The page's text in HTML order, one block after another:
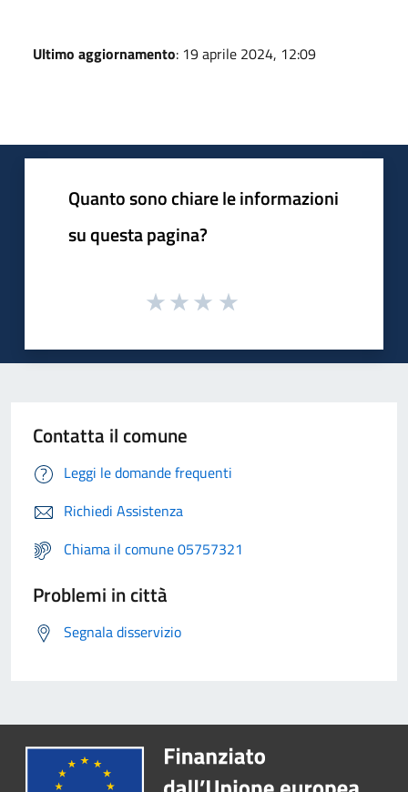
Ultimo aggiornamento: 19 aprile 2024, 12:09
Quanto sono chiare le informazioni
su questa pagina?
Contatta il comune
Leggi le domande frequenti
Richiedi Assistenza
Chiama il comune 05757321
Problemi in città
Segnala disservizio